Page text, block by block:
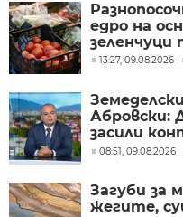
едро на
зеленчуци
13:27, 09.08.2026
Абровски:
засили
трети
08:51, 09.08.2026
Загуби за
жегите,